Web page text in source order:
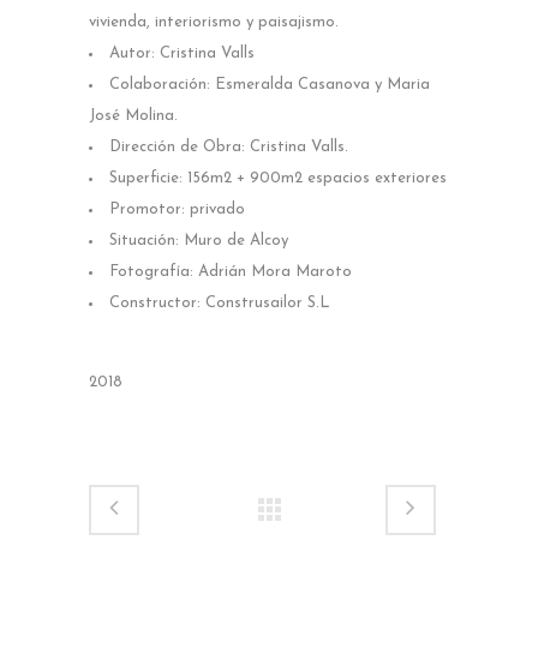
vivienda, interiorismo y paisajismo.
Autor: Cristina Valls
Colaboración: Esmeralda Casanova y Maria
José Molina.
Dirección de Obra: Cristina Valls.
Superficie: 156m2 + 900m2 espacios exteriores
Promotor: privado
Situación: Muro de Alcoy
Fotografía: Adrián Mora Maroto
Constructor: Construsailor S.L
2018